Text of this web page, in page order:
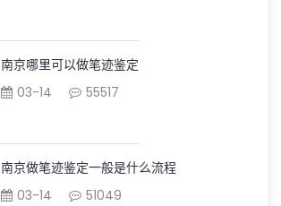
南京哪里可以做笔迹鉴定
03-14
55517
南京做笔迹鉴定一般是什么流程
03-14
51049